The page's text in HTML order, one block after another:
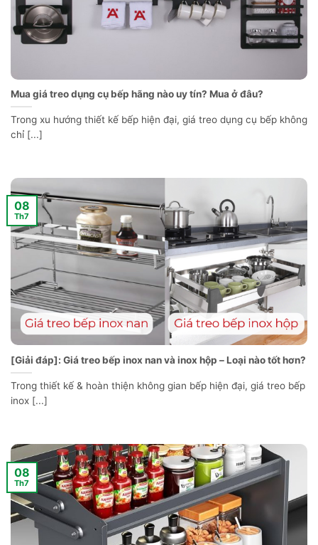
Mua giá treo dụng cụ bếp hãng nào uy tín? Mua ở đâu?
Trong xu hướng thiết kế bếp hiện đại, giá treo dụng cụ bếp không
chỉ [...]
[Giải đáp]: Giá treo bếp inox nan và inox hộp – Loại nào tốt hơn?
Trong thiết kế & hoàn thiện không gian bếp hiện đại, giá treo bếp
inox [...]
08
Th7
08
Th7